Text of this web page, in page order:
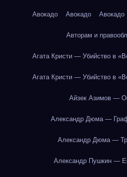
Авокадо Авокадо Авокадо
Авторам и
Агата Кристи — Убийство в
Агата Кристи — Убийство в
Айзек Азимов —
Александр Дюма —
Александр Дюма —
Александр Пушкин —